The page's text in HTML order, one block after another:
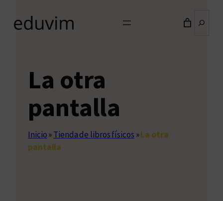
La otra
pantalla
Inicio»Tienda de libros físicos »La otra
pantalla